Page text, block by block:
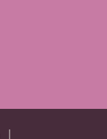
|